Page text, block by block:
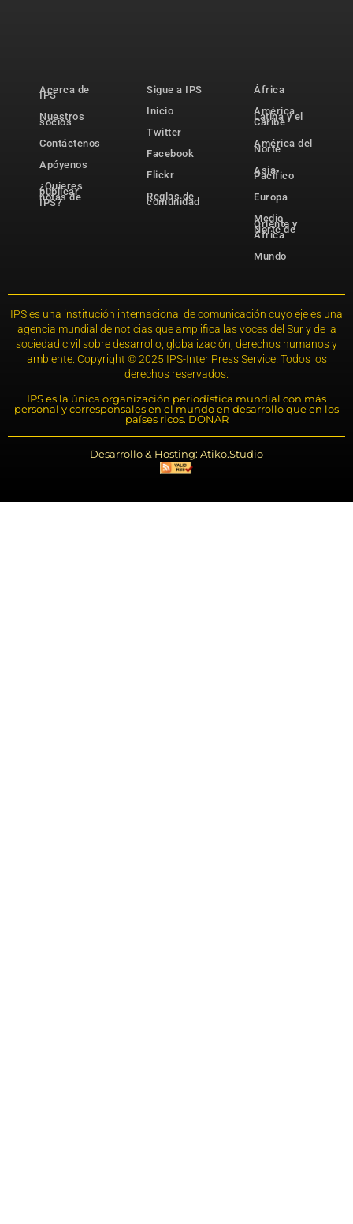
Acerca de
IPS
Nuestros
socios
Contáctenos
Apóyenos
¿Quieres
publicar
notas de
IPS?
Sigue a IPS
Inicio
Twitter
Facebook
Flickr
Reglas de
comunidad
África
América
Latina y el
Caribe
América del
Norte
Asia-
Pacífico
Europa
Medio
Oriente y
Norte de
África
Mundo
IPS es una institución internacional de comunicación cuyo eje es una
agencia mundial de noticias que amplifica las voces del Sur y de la
sociedad civil sobre desarrollo, globalización, derechos humanos y
ambiente. Copyright © 2025 IPS-Inter Press Service. Todos los
derechos reservados.
IPS es la única organización periodística mundial con más
personal y corresponsales en el mundo en desarrollo que en los
países ricos. DONAR
Desarrollo & Hosting: Atiko.Studio